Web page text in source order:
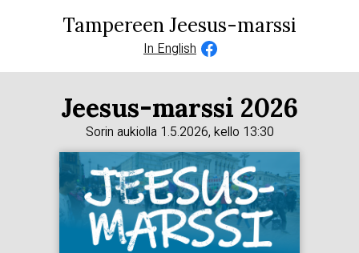
Tampereen Jeesus-marssi
In English
Jeesus-marssi 2026
Sorin aukiolla 1.5.2026, kello 13:30